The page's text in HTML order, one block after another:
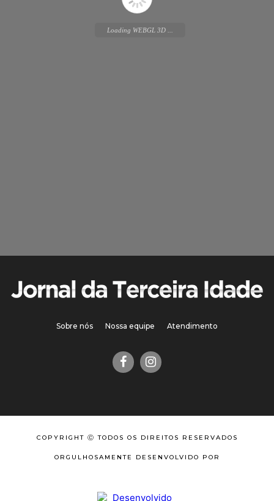
Loading WEBGL 3D ...
Sobre nós Nossa equipe Atendimento
COPYRIGHT Ⓒ TODOS OS DIREITOS RESERVADOS
ORGULHOSAMENTE DESENVOLVIDO POR